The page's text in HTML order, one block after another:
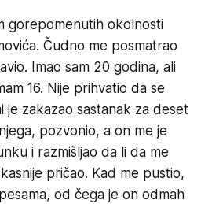
gorepomenutih okolnosti
Čudno me posmatrao
Imao sam 20 godina, ali
16. Nije prihvatio da se
je zakazao sastanak za deset
pozvonio, a on me je
i razmišljao da li da me
pričao. Kad me pustio,
od čega je on odmah